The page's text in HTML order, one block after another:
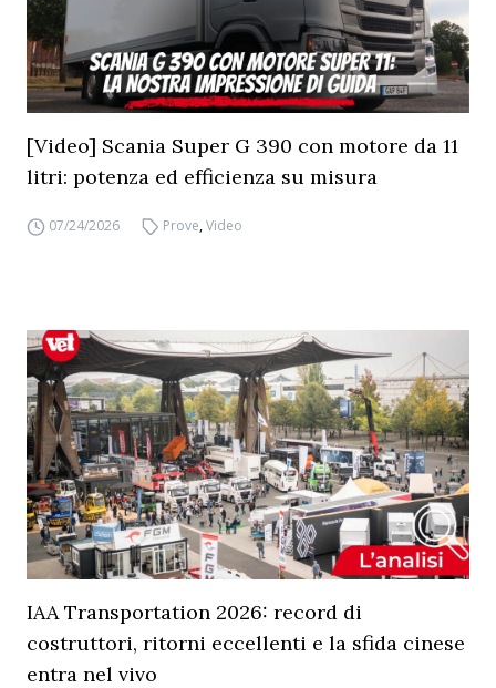
[Video] Scania Super G 390 con motore da 11
litri: potenza ed efficienza su misura
07/24/2026 Prove,Video
IAA Transportation 2026: record di
costruttori, ritorni eccellenti e la sfida cinese
entra nel vivo